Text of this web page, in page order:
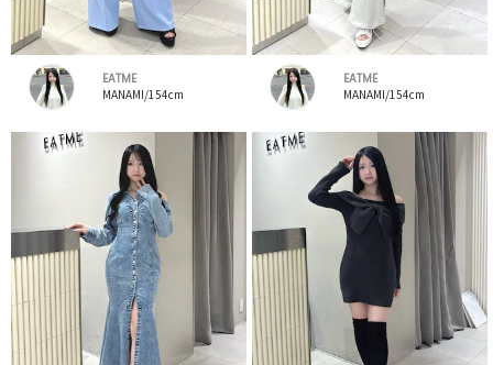
EATME
MANAMI/154cm
EATME
MANAMI/154cm